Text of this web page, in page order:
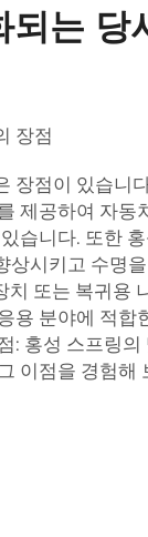
되는 당
장점
장점이 있습니
제공하여 자동
습니다. 또한
상시키고 수명
치 또는 복귀용
용 분야에 적합
: 홍성 스프링
이점을 경험해